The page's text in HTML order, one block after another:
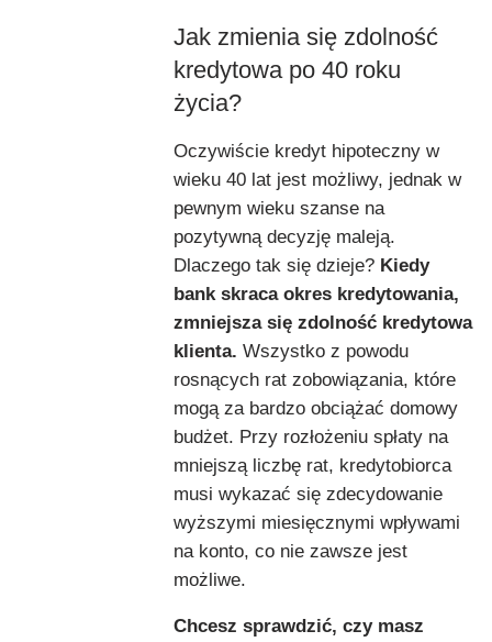
Jak zmienia się zdolność
kredytowa po 40 roku
życia?
Oczywiście kredyt hipoteczny w
wieku 40 lat jest możliwy, jednak w
pewnym wieku szanse na
pozytywną decyzję maleją.
Dlaczego tak się dzieje? Kiedy
bank skraca okres kredytowania,
zmniejsza się zdolność kredytowa
klienta. Wszystko z powodu
rosnących rat zobowiązania, które
mogą za bardzo obciążać domowy
budżet. Przy rozłożeniu spłaty na
mniejszą liczbę rat, kredytobiorca
musi wykazać się zdecydowanie
wyższymi miesięcznymi wpływami
na konto, co nie zawsze jest
możliwe.
Chcesz sprawdzić, czy masz